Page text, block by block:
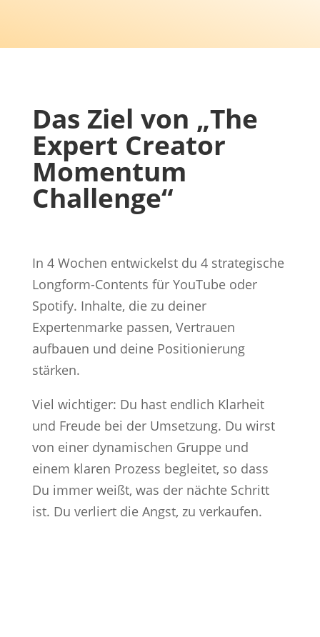
Das Ziel von „The
Expert Creator
Momentum
Challenge“
In 4 Wochen entwickelst du 4 strategische
Longform-Contents für YouTube oder
Spotify. Inhalte, die zu deiner
Expertenmarke passen, Vertrauen
aufbauen und deine Positionierung
stärken.
Viel wichtiger: Du hast endlich Klarheit
und Freude bei der Umsetzung. Du wirst
von einer dynamischen Gruppe und
einem klaren Prozess begleitet, so dass
Du immer weißt, was der nächte Schritt
ist. Du verliert die Angst, zu verkaufen.